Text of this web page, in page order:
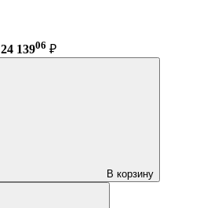
24 13906 ₽
В корзину